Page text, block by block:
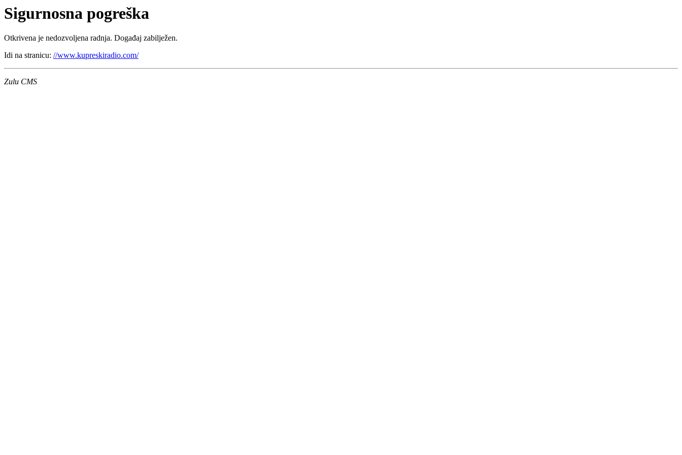
Sigurnosna pogreška
Otkrivena je nedozvoljena radnja. Događaj zabilježen.
Idi na stranicu: //www.kupreskiradio.com/
Zulu CMS